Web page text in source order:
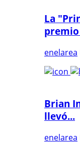
La
premio
enelarea
Brian
llevó...
enelarea